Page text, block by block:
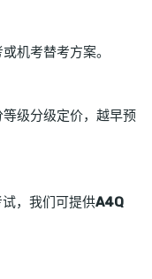
机考替考方案。
级分级定价，越早预
，我们可提供A4Q